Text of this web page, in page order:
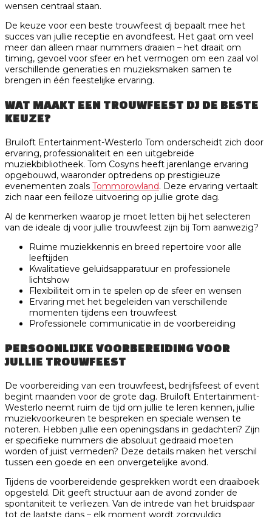
wensen centraal staan.
De keuze voor een beste trouwfeest dj bepaalt mee het
succes van jullie receptie en avondfeest. Het gaat om veel
meer dan alleen maar nummers draaien – het draait om
timing, gevoel voor sfeer en het vermogen om een zaal vol
verschillende generaties en muzieksmaken samen te
brengen in één feestelijke ervaring.
WAT MAAKT EEN TROUWFEEST DJ DE BESTE
KEUZE?
Bruiloft Entertainment-Westerlo Tom onderscheidt zich door
ervaring, professionaliteit en een uitgebreide
muziekbibliotheek. Tom Cosyns heeft jarenlange ervaring
opgebouwd, waaronder optredens op prestigieuze
evenementen zoals Tommorowland. Deze ervaring vertaalt
zich naar een feilloze uitvoering op jullie grote dag.
Al de kenmerken waarop je moet letten bij het selecteren
van de ideale dj voor jullie trouwfeest zijn bij Tom aanwezig?
Ruime muziekkennis en breed repertoire voor alle
leeftijden
Kwalitatieve geluidsapparatuur en professionele
lichtshow
Flexibiliteit om in te spelen op de sfeer en wensen
Ervaring met het begeleiden van verschillende
momenten tijdens een trouwfeest
Professionele communicatie in de voorbereiding
PERSOONLIJKE VOORBEREIDING VOOR
JULLIE TROUWFEEST
De voorbereiding van een trouwfeest, bedrijfsfeest of event
begint maanden voor de grote dag. Bruiloft Entertainment-
Westerlo neemt ruim de tijd om jullie te leren kennen, jullie
muziekvoorkeuren te bespreken en speciale wensen te
noteren. Hebben jullie een openingsdans in gedachten? Zijn
er specifieke nummers die absoluut gedraaid moeten
worden of juist vermeden? Deze details maken het verschil
tussen een goede en een onvergetelijke avond.
Tijdens de voorbereidende gesprekken wordt een draaiboek
opgesteld. Dit geeft structuur aan de avond zonder de
spontaniteit te verliezen. Van de intrede van het bruidspaar
tot de laatste dans – elk moment wordt zorgvuldig